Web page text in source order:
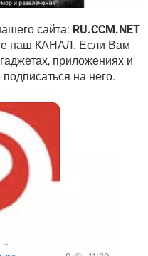
сайта: RU.CCM.NET
наш КАНАЛ. Если Вам
приложениях и
на него.